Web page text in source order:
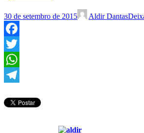
30 de setembro de 2015 Aldir Dantas
Facebook
Twitter
WhatsApp